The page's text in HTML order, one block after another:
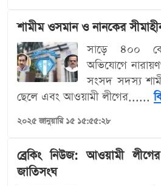
শামীম ওসমান ও নানকের
সাড়ে ৪০০
অভিযোগে
সংসদ সদস্য
ছেলে এবং আওয়ামী লীগের......
২০২৫ জানুয়ারি ১৫ ১৫:৫৫:২৮
ব্রেকিং নিউজ: আওয়ামী
জাতিসংঘ